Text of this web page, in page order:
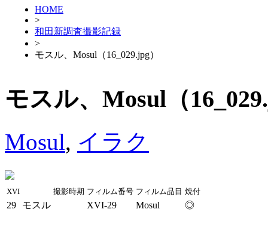
HOME
>
和田新調査撮影記録
>
モスル、Mosul（16_029.jpg）
モスル、Mosul（
Mosul, イラク
XVI 撮影時期 フィルム番号 フィルム品目 焼付
29 モスル XVI-29 Mosul ◎